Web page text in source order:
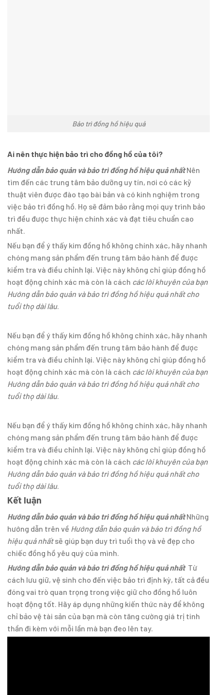
Bảo trì đồng hồ hiệu quả
Ai nên thực hiện bảo trì cho đồng hồ của tôi?
Hướng dẫn bảo quản và bảo trì đồng hồ hiệu quả nhấtNên
tìm đến các trung tâm bảo dưỡng uy tín, nơi có các kỹ
thuật viên được đào tạo bài bản và có kinh nghiệm trong
việc bảo trì đồng hồ. Họ sẽ đảm bảo rằng mọi quy trình bảo
trì đều được thực hiện chính xác và đạt tiêu chuẩn cao
nhất.
Nếu bạn để ý thấy kim đồng hồ không chính xác, hãy nhanh
chóng mang sản phẩm đến trung tâm bảo hành để được
kiểm tra và điều chỉnh lại. Việc này không chỉ giúp đồng hồ
hoạt động chính xác mà còn là cách các lời khuyên của bạn
Hướng dẫn bảo quản và bảo trì đồng hồ hiệu quả nhất cho
tuổi thọ dài lâu.
Nếu bạn để ý thấy kim đồng hồ không chính xác, hãy nhanh
chóng mang sản phẩm đến trung tâm bảo hành để được
kiểm tra và điều chỉnh lại. Việc này không chỉ giúp đồng hồ
hoạt động chính xác mà còn là cách các lời khuyên của bạn
Hướng dẫn bảo quản và bảo trì đồng hồ hiệu quả nhất cho
tuổi thọ dài lâu.
Nếu bạn để ý thấy kim đồng hồ không chính xác, hãy nhanh
chóng mang sản phẩm đến trung tâm bảo hành để được
kiểm tra và điều chỉnh lại. Việc này không chỉ giúp đồng hồ
hoạt động chính xác mà còn là cách các lời khuyên của bạn
Hướng dẫn bảo quản và bảo trì đồng hồ hiệu quả nhất cho
tuổi thọ dài lâu.
Kết luận
Hướng dẫn bảo quản và bảo trì đồng hồ hiệu quả nhấtNhững
hướng dẫn trên về Hướng dẫn bảo quản và bảo trì đồng hồ
hiệu quả nhấtsẽ giúp bạn duy trì tuổi thọ và vẻ đẹp cho
chiếc đồng hồ yêu quý của mình.
Hướng dẫn bảo quản và bảo trì đồng hồ hiệu quả nhất Từ
cách lưu giữ, vệ sinh cho đến việc bảo trì định kỳ, tất cả đều
đóng vai trò quan trọng trong việc giữ cho đồng hồ luôn
hoạt động tốt. Hãy áp dụng những kiến thức này để không
chỉ bảo vệ tài sản của bạn mà còn tăng cường giá trị tinh
thần đi kèm với mỗi lần mà bạn đeo lên tay.